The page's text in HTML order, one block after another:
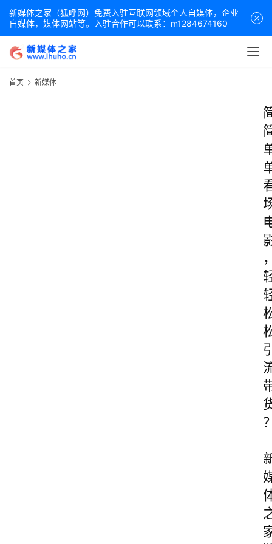
新媒体之家（狐呼网）免费入驻互联网领域个人自媒体，企业
自媒体，媒体网站等。入驻合作可以联系：m1284674160
首页 新媒体